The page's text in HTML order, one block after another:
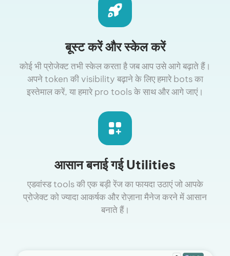
बूस्ट करें और स्केल करें
कोई भी प्रोजेक्ट तभी स्केल करता है जब आप उसे आगे बढ़ाते हैं।
अपने token की visibility बढ़ाने के लिए हमारे bots का
इस्तेमाल करें, या हमारे pro tools के साथ और आगे जाएं।
आसान बनाई गई Utilities
एडवांस्ड tools की एक बड़ी रेंज का फायदा उठाएं जो आपके
प्रोजेक्ट को ज्यादा आकर्षक और रोज़ाना मैनेज करने में आसान
बनाते हैं।